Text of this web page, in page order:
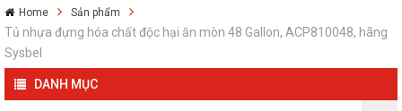
Home Sản phẩm
Tủ nhựa đựng hóa chất độc hại ăn mòn 48 Gallon, ACP810048, hãng
Sysbel
DANH MỤC